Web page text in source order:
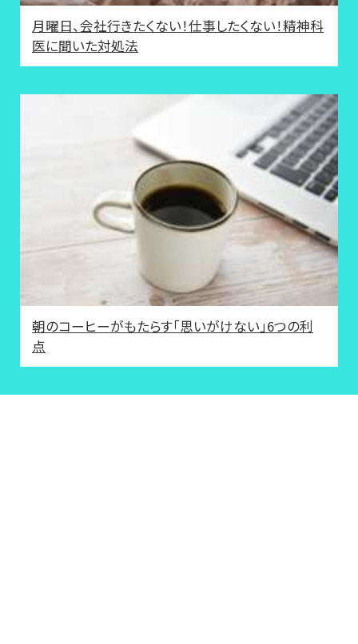
月曜日、会社行きたくない！仕事したくない！精神科
医に聞いた対処法
朝のコーヒーがもたらす「思いがけない」6つの利
点